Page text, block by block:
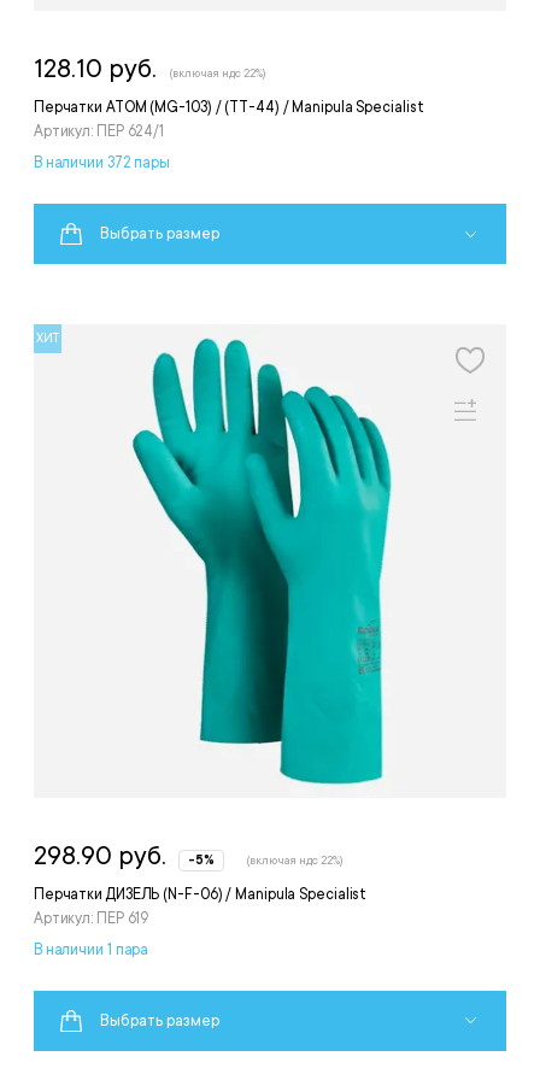
Перчатки АТОМ (MG-103) / (ТТ-44) / Manipula Specialist
Артикул: ПЕР 624/1
128.10 руб. (включая ндс 22%)
В наличии 372 пары
Выбрать размер
ХИТ
Перчатки ДИЗЕЛЬ (N-F-06) / Manipula Specialist
Артикул: ПЕР 619
298.90 руб. -5% (включая ндс 22%)
В наличии 1 пара
Выбрать размер